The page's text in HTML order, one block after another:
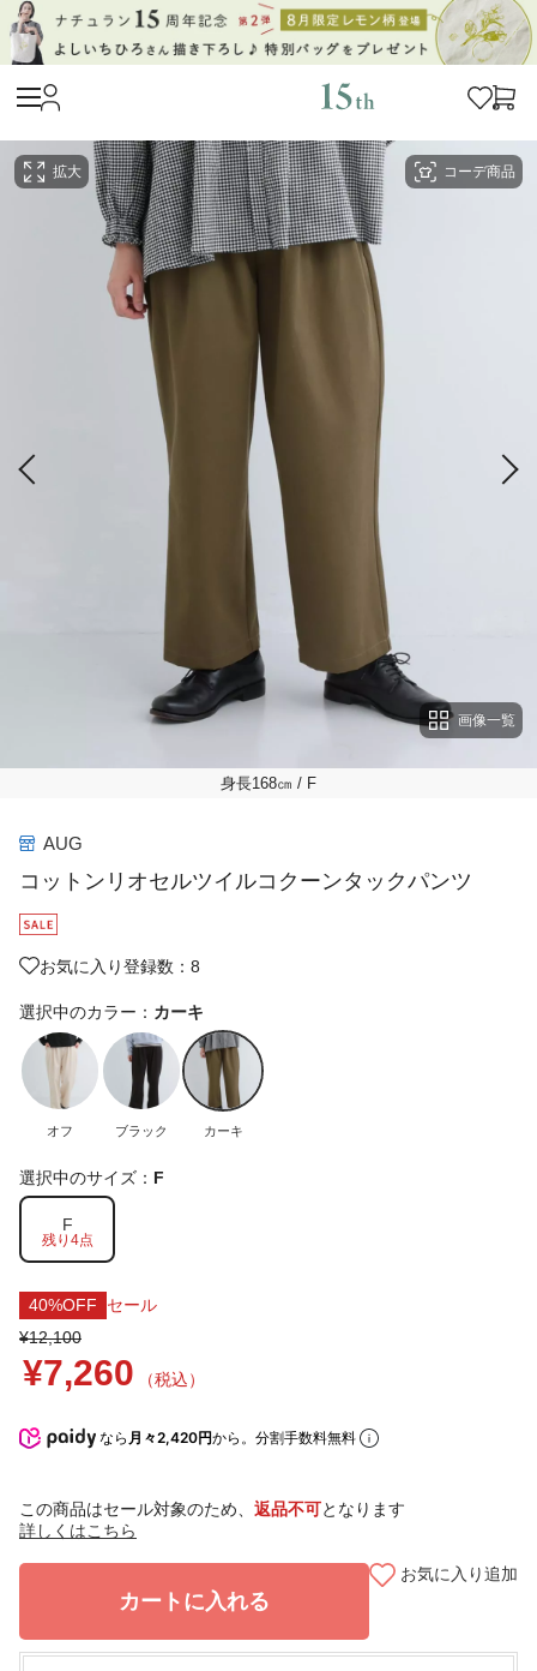
コーデ商品
拡大
画像一覧
身長168㎝ / F
AUG
コットンリオセルツイルコクーンタックパンツ
お気に入り登録数：8
選択中のカラー： カーキ
オフ ブラック カーキ
選択中のサイズ： F
F
残り4点
40%OFF
セール
¥12,100
¥7,260 （税込）
なら 月々2,420円から。分割手数料無料
この商品はセール対象のため、 返品不可となります
詳しくはこちら
カートに入れる
お気に入り追加